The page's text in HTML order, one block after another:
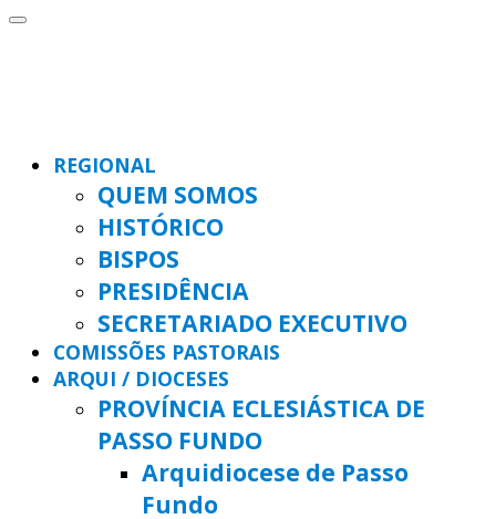
REGIONAL
QUEM SOMOS
HISTÓRICO
BISPOS
PRESIDÊNCIA
SECRETARIADO EXECUTIVO
COMISSÕES PASTORAIS
ARQUI / DIOCESES
PROVÍNCIA ECLESIÁSTICA DE
PASSO FUNDO
Arquidiocese de Passo
Fundo